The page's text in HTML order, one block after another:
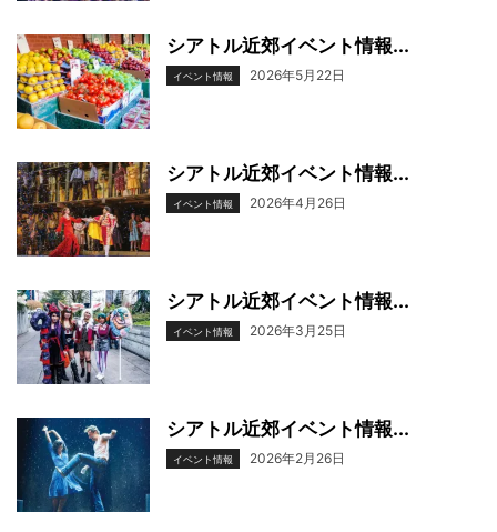
シアトル近郊イベント情報...
イベント情報 2026年5月22日
シアトル近郊イベント情報...
イベント情報 2026年4月26日
シアトル近郊イベント情報...
イベント情報 2026年3月25日
シアトル近郊イベント情報...
イベント情報 2026年2月26日